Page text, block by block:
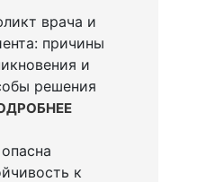
врача и
причины
и
решения
к